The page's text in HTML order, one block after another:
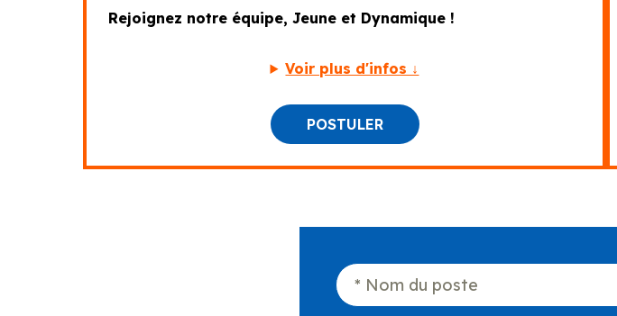
Rejoignez notre équipe, Jeune et Dynamique !
Voir plus d'infos ↓
POSTULER